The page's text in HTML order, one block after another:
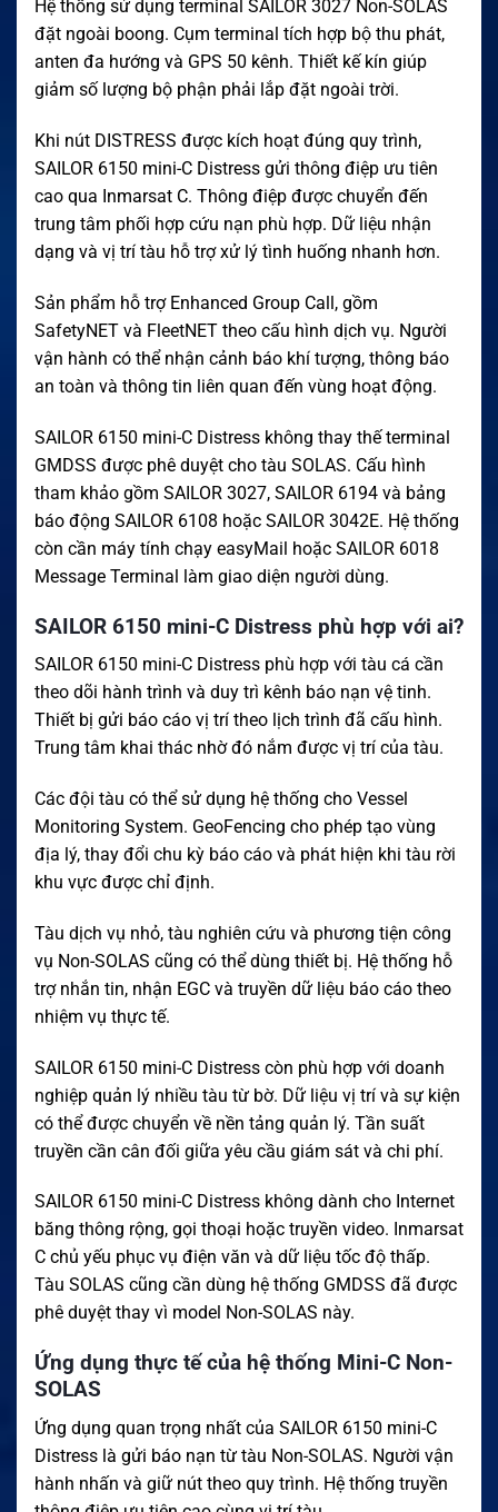
Hệ thống sử dụng terminal SAILOR 3027 Non-SOLAS
đặt ngoài boong. Cụm terminal tích hợp bộ thu phát,
anten đa hướng và GPS 50 kênh. Thiết kế kín giúp
giảm số lượng bộ phận phải lắp đặt ngoài trời.
Khi nút DISTRESS được kích hoạt đúng quy trình,
SAILOR 6150 mini-C Distress gửi thông điệp ưu tiên
cao qua Inmarsat C. Thông điệp được chuyển đến
trung tâm phối hợp cứu nạn phù hợp. Dữ liệu nhận
dạng và vị trí tàu hỗ trợ xử lý tình huống nhanh hơn.
Sản phẩm hỗ trợ Enhanced Group Call, gồm
SafetyNET và FleetNET theo cấu hình dịch vụ. Người
vận hành có thể nhận cảnh báo khí tượng, thông báo
an toàn và thông tin liên quan đến vùng hoạt động.
SAILOR 6150 mini-C Distress không thay thế terminal
GMDSS được phê duyệt cho tàu SOLAS. Cấu hình
tham khảo gồm SAILOR 3027, SAILOR 6194 và bảng
báo động SAILOR 6108 hoặc SAILOR 3042E. Hệ thống
còn cần máy tính chạy easyMail hoặc SAILOR 6018
Message Terminal làm giao diện người dùng.
SAILOR 6150 mini-C Distress phù hợp với ai?
SAILOR 6150 mini-C Distress phù hợp với tàu cá cần
theo dõi hành trình và duy trì kênh báo nạn vệ tinh.
Thiết bị gửi báo cáo vị trí theo lịch trình đã cấu hình.
Trung tâm khai thác nhờ đó nắm được vị trí của tàu.
Các đội tàu có thể sử dụng hệ thống cho Vessel
Monitoring System. GeoFencing cho phép tạo vùng
địa lý, thay đổi chu kỳ báo cáo và phát hiện khi tàu rời
khu vực được chỉ định.
Tàu dịch vụ nhỏ, tàu nghiên cứu và phương tiện công
vụ Non-SOLAS cũng có thể dùng thiết bị. Hệ thống hỗ
trợ nhắn tin, nhận EGC và truyền dữ liệu báo cáo theo
nhiệm vụ thực tế.
SAILOR 6150 mini-C Distress còn phù hợp với doanh
nghiệp quản lý nhiều tàu từ bờ. Dữ liệu vị trí và sự kiện
có thể được chuyển về nền tảng quản lý. Tần suất
truyền cần cân đối giữa yêu cầu giám sát và chi phí.
SAILOR 6150 mini-C Distress không dành cho Internet
băng thông rộng, gọi thoại hoặc truyền video. Inmarsat
C chủ yếu phục vụ điện văn và dữ liệu tốc độ thấp.
Tàu SOLAS cũng cần dùng hệ thống GMDSS đã được
phê duyệt thay vì model Non-SOLAS này.
Ứng dụng thực tế của hệ thống Mini-C Non-
SOLAS
Ứng dụng quan trọng nhất của SAILOR 6150 mini-C
Distress là gửi báo nạn từ tàu Non-SOLAS. Người vận
hành nhấn và giữ nút theo quy trình. Hệ thống truyền